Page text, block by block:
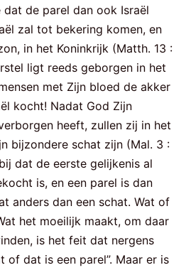
de parel dan ook Israël
zal tot bekering komen, en
in het Koninkrijk (Matth. 13 :
ligt reeds geborgen in het
met Zijn bloed de akker
kocht! Nadat God Zijn
heeft, zullen zij in het
bijzondere schat zijn (Mal. 3 :
dat de eerste gelijkenis al
is, en een parel is dan
anders dan een schat. Wat of
het moeilijk maakt, om daar
is het feit dat nergens
of dat is een parel”. Maar er is